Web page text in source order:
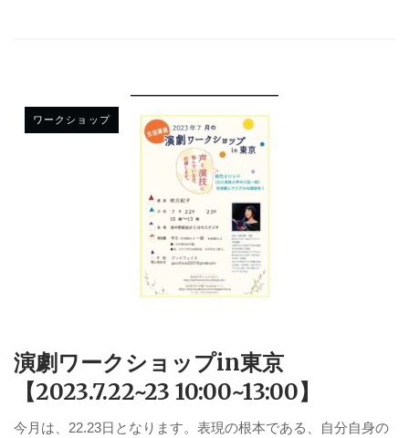
ワークショップ
演劇ワークショップin東京
【2023.7.22~23 10:00~13:00】
今月は、22.23日となります。表現の根本である、自分自身の